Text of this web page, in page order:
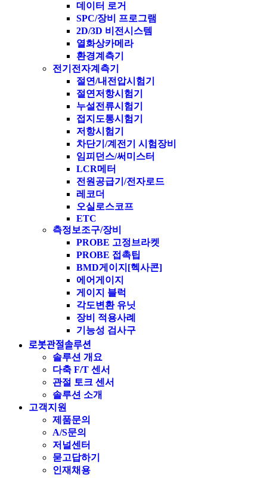
데이터 로거
SPC/장비 프로그램
2D/3D 비전시스템
열화상카메라
환경계측기
전기전자계측기
절연/내전압시험기
절연저항시험기
누설전류시험기
접지도통시험기
저항시험기
차단기/계전기 시험장비
임피던스/써미스터
LCR메터
전원공급기/전자로드
레코더
오실로스코프
ETC
측정보조구/장비
PROBE 고정브라켓
PROBE 접촉팁
BMD게이지[헥사콘]
에어게이지
게이지 블럭
각도변환 유닛
장비 적용사례
기능성 검사구
로봇관절솔루션
솔루션 개요
다축 F/T 센서
관절 토크 센서
솔루션 소개
고객지원
제품문의
A/S문의
저널센터
묻고답하기
인재채용